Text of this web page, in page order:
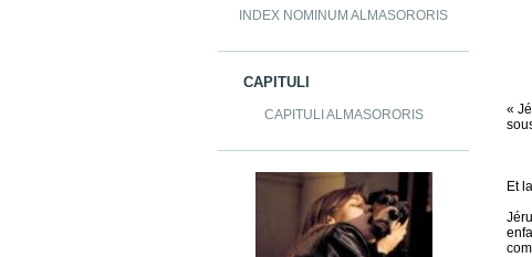
INDEX NOMINUM ALMASORORIS
CAPITULI
CAPITULI ALMASORORIS
«
Et